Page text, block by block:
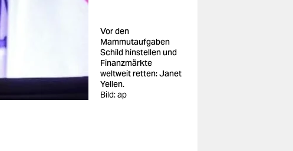
Vor den
Mammutaufgaben
Schild hinstellen und
Finanzmärkte
weltweit retten: Janet
Yellen.
Bild: ap